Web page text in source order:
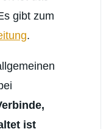
gibt zum
.
ist